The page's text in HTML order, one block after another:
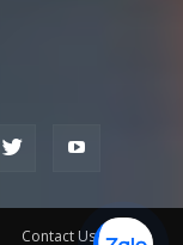
Contact Us